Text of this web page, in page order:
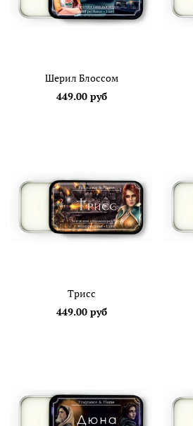
Шерил Блоссом
449.00 руб
Трисс
449.00 руб